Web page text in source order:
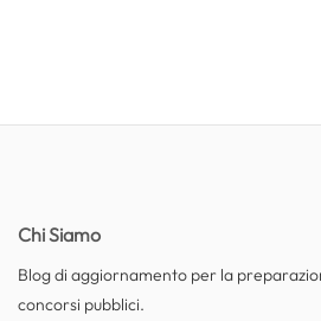
Chi Siamo
Blog di aggiornamento per la
concorsi pubblici.